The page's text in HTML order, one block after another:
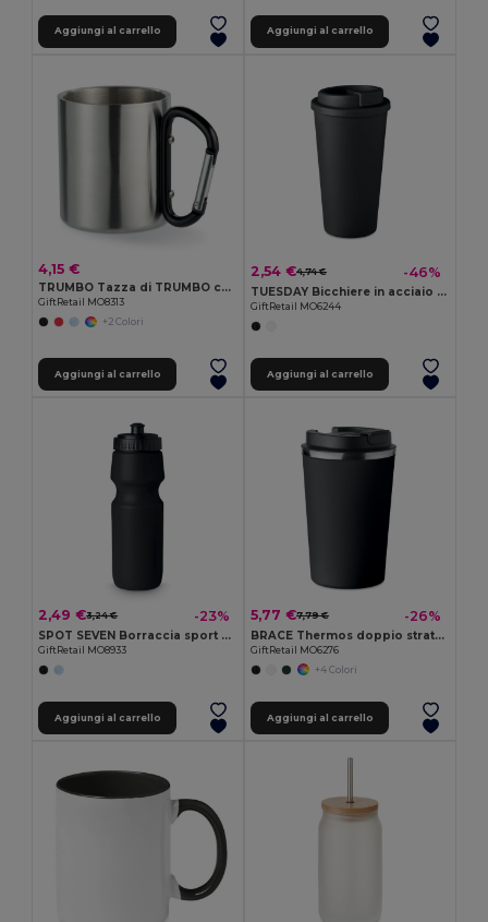
Aggiungi al carrello Aggiungi al carrello
4,15 €
TRUMBO Tazza di TRUMBO con manico a moschettone
GiftRetail MO8313
+2 Colori
Aggiungi al carrello
2,54 €4,74 € -46%
TUESDAY Bicchiere in acciaio in PP
GiftRetail MO6244
Aggiungi al carrello
2,49 €3,24 € -23%
SPOT SEVEN Borraccia sport da 700 ml
GiftRetail MO8933
Aggiungi al carrello
5,77 €7,79 € -26%
BRACE Thermos doppio strato 350ml
GiftRetail MO6276
+4 Colori
Aggiungi al carrello